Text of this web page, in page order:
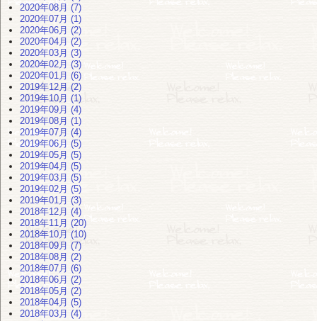
2020年08月 (7)
2020年07月 (1)
2020年06月 (2)
2020年04月 (2)
2020年03月 (3)
2020年02月 (3)
2020年01月 (6)
2019年12月 (2)
2019年10月 (1)
2019年09月 (4)
2019年08月 (1)
2019年07月 (4)
2019年06月 (5)
2019年05月 (5)
2019年04月 (5)
2019年03月 (5)
2019年02月 (5)
2019年01月 (3)
2018年12月 (4)
2018年11月 (20)
2018年10月 (10)
2018年09月 (7)
2018年08月 (2)
2018年07月 (6)
2018年06月 (2)
2018年05月 (2)
2018年04月 (5)
2018年03月 (4)